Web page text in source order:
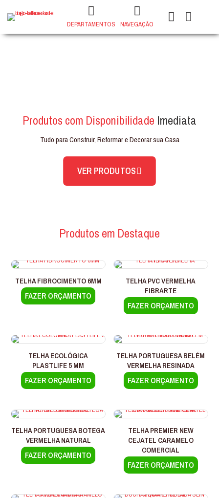
DEPARTAMENTOS NAVEGAÇÃO
Produtos com Disponibilidade Imediata
Tudo para Construir, Reformar e Decorar sua Casa
VER PRODUTOS
Produtos em Destaque
TELHA FIBROCIMENTO 6MM
FAZER ORÇAMENTO
TELHA PVC VERMELHA
FIBRARTE
FAZER ORÇAMENTO
TELHA ECOLÓGICA
PLASTLIFE 5 MM
FAZER ORÇAMENTO
TELHA PORTUGUESA BELÉM
VERMELHA RESINADA
FAZER ORÇAMENTO
TELHA PORTUGUESA BOTEGA
VERMELHA NATURAL
FAZER ORÇAMENTO
TELHA PREMIER NEW
CEJATEL CARAMELO
COMERCIAL
FAZER ORÇAMENTO
PORCELANATO AURUM ICE